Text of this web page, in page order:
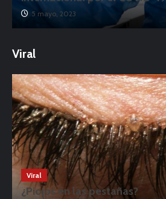
5 mayo, 2023
Viral
Viral
¿Piojos en las pestañas?